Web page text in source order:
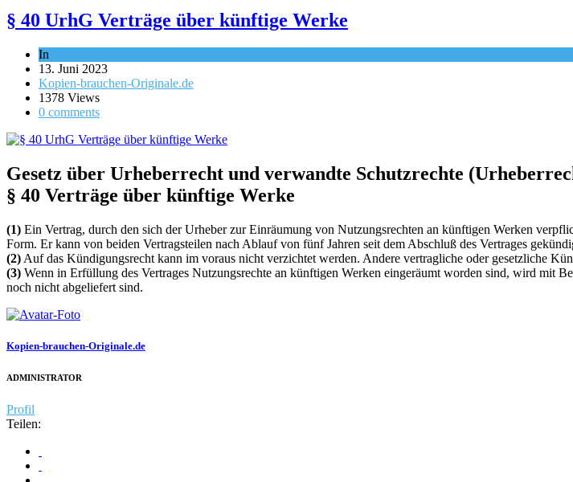
§ 40 UrhG Verträge über künftige Werke
In
13. Juni 2023
Kopien-brauchen-Originale.de
1378 Views
0 comments
Gesetz über Urheberrecht und verwandte Schutzrechte
§ 40 Verträge über künftige Werke
(1) Ein Vertrag, durch den sich der Urheber zur Einräumung von Nutzungsrechten an künftigen Werken
Form. Er kann von beiden Vertragsteilen nach Ablauf von fünf Jahren seit dem Abschluß des Vertrages
(2) Auf das Kündigungsrecht kann im voraus nicht verzichtet werden. Andere vertragliche oder gesetzliche
(3) Wenn in Erfüllung des Vertrages Nutzungsrechte an künftigen Werken eingeräumt worden sind, wird mit
noch nicht abgeliefert sind.
Kopien-brauchen-Originale.de
ADMINISTRATOR
Profil
Teilen: